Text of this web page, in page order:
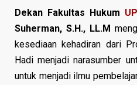
Dekan Fakultas Hukum
Suherman, S.H., LL.M
kesediaan kehadiran dari
Hadi menjadi narasumber
untuk menjadi ilmu